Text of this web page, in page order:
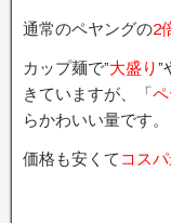
通常のペヤングの2
カップ麺で”大盛り”
きていますが、「
らかわいい量です。
価格も安くて コス